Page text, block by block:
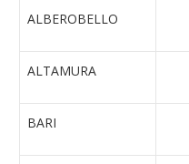
ALBEROBELLO
ALTAMURA
BARI